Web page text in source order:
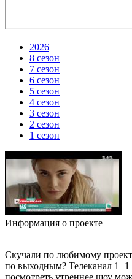
2026
8 сезон
7 сезон
6 сезон
5 сезон
4 сезон
3 сезон
2 сезон
1 сезон
Информация о проекте
Скучали по любимому
по выходным? Телеканал
посмотреть утреннее шоу